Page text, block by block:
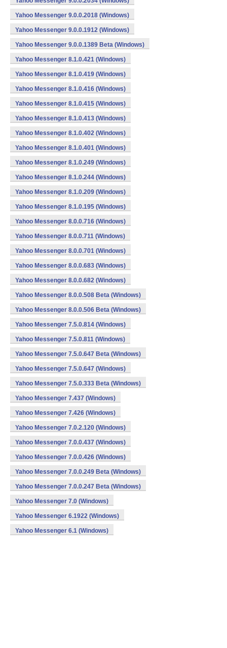
Yahoo Messenger 9.0.0.2018 (Windows)
Yahoo Messenger 9.0.0.1912 (Windows)
Yahoo Messenger 9.0.0.1389 Beta (Windows)
Yahoo Messenger 8.1.0.421 (Windows)
Yahoo Messenger 8.1.0.419 (Windows)
Yahoo Messenger 8.1.0.416 (Windows)
Yahoo Messenger 8.1.0.415 (Windows)
Yahoo Messenger 8.1.0.413 (Windows)
Yahoo Messenger 8.1.0.402 (Windows)
Yahoo Messenger 8.1.0.401 (Windows)
Yahoo Messenger 8.1.0.249 (Windows)
Yahoo Messenger 8.1.0.244 (Windows)
Yahoo Messenger 8.1.0.209 (Windows)
Yahoo Messenger 8.1.0.195 (Windows)
Yahoo Messenger 8.0.0.716 (Windows)
Yahoo Messenger 8.0.0.711 (Windows)
Yahoo Messenger 8.0.0.701 (Windows)
Yahoo Messenger 8.0.0.683 (Windows)
Yahoo Messenger 8.0.0.682 (Windows)
Yahoo Messenger 8.0.0.508 Beta (Windows)
Yahoo Messenger 8.0.0.506 Beta (Windows)
Yahoo Messenger 7.5.0.814 (Windows)
Yahoo Messenger 7.5.0.811 (Windows)
Yahoo Messenger 7.5.0.647 Beta (Windows)
Yahoo Messenger 7.5.0.647 (Windows)
Yahoo Messenger 7.5.0.333 Beta (Windows)
Yahoo Messenger 7.437 (Windows)
Yahoo Messenger 7.426 (Windows)
Yahoo Messenger 7.0.2.120 (Windows)
Yahoo Messenger 7.0.0.437 (Windows)
Yahoo Messenger 7.0.0.426 (Windows)
Yahoo Messenger 7.0.0.249 Beta (Windows)
Yahoo Messenger 7.0.0.247 Beta (Windows)
Yahoo Messenger 7.0 (Windows)
Yahoo Messenger 6.1922 (Windows)
Yahoo Messenger 6.1 (Windows)